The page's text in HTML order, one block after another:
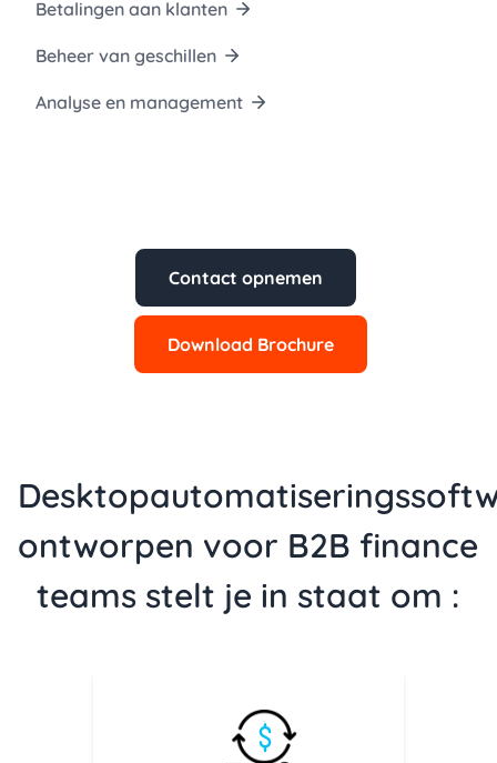
Betalingen aan klanten
Beheer van geschillen
Analyse en management
Contact opnemen
Download Brochure
ontworpen voor B2B finance
teams stelt je in staat om :